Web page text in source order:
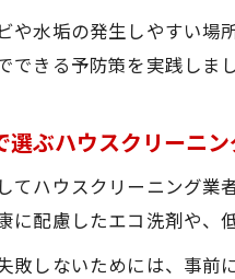
や水垢の発生しやすい場
できる予防策を実践しまし
選ぶハウスクリーニ
てハウスクリーニング業
に配慮したエコ洗剤や、
敗しないためには、事前